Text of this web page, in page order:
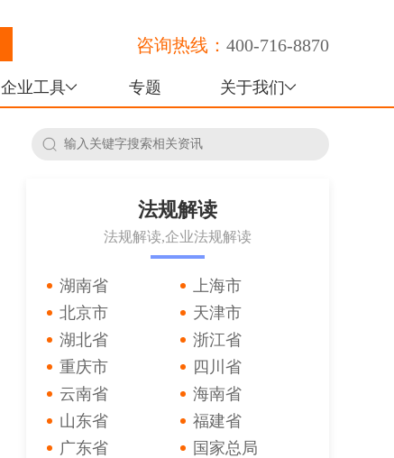
咨询热线： 400-716-8870
企业工具 专题 关于我们
法规解读
法规解读,企业法规解读
湖南省
上海市
北京市
天津市
湖北省
浙江省
重庆市
四川省
云南省
海南省
山东省
福建省
广东省
国家总局